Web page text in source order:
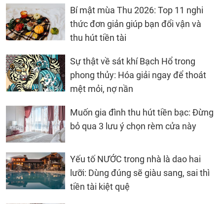
Bí mật mùa Thu 2026: Top 11 nghi
thức đơn giản giúp bạn đổi vận và
thu hút tiền tài
Sự thật về sát khí Bạch Hổ trong
phong thủy: Hóa giải ngay để thoát
mệt mỏi, nợ nần
Muốn gia đình thu hút tiền bạc: Đừng
bỏ qua 3 lưu ý chọn rèm cửa này
Yếu tố NƯỚC trong nhà là dao hai
lưỡi: Dùng đúng sẽ giàu sang, sai thì
tiền tài kiệt quệ